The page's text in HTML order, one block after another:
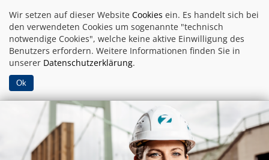
Wir setzen auf dieser Website Cookies ein. Es handelt sich bei
den verwendeten Cookies um sogenannte "technisch
notwendige Cookies", welche keine aktive Einwilligung des
Benutzers erfordern. Weitere Informationen finden Sie in
unserer Datenschutzerklärung.
Ok